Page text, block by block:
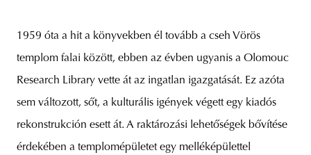
1959 óta a hit a könyvekben él tovább a cseh Vörös
templom falai között, ebben az évben ugyanis a Olomouc
Research Library vette át az ingatlan igazgatását. Ez azóta
sem változott, sőt, a kulturális igények végett egy kiadós
rekonstrukción esett át. A raktározási lehetőségek bővítése
érdekében a templomépületet egy melléképülettel